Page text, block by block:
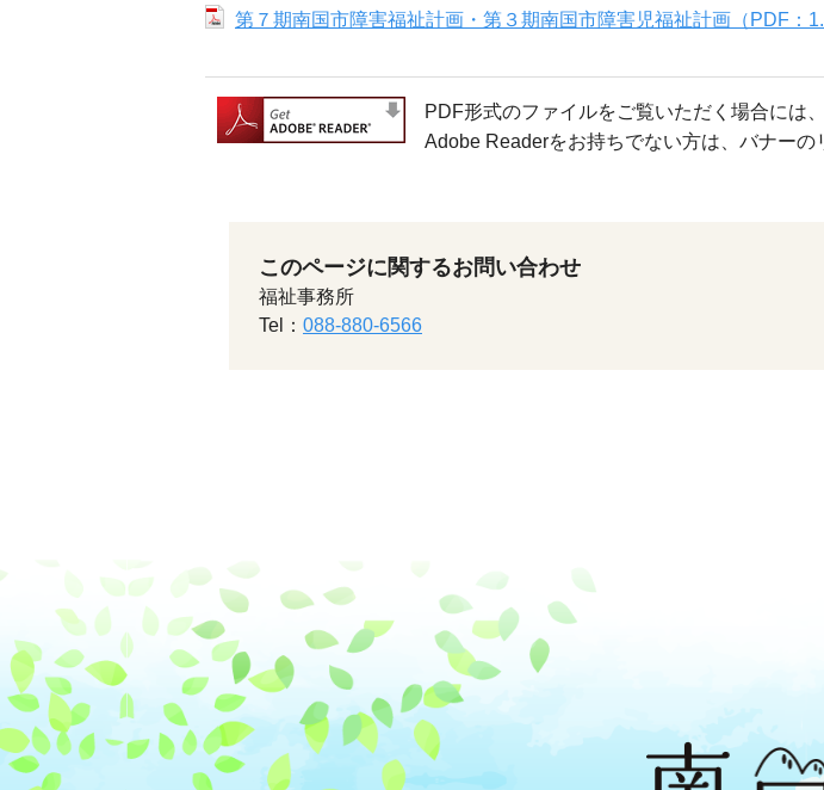
第７期南国市障害福祉計画・第３期南国市障害児福祉計画（PDF：
PDF形式のファイルをご覧いただく場合には
Adobe Readerをお持ちでない方は、バナーの
このページに関するお問い合わせ
福祉事務所
Tel： 088-880-6566